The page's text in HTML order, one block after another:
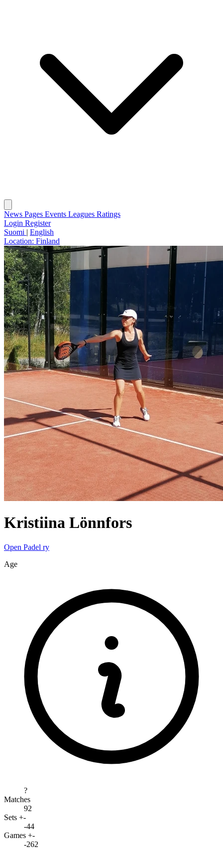
News Pages Events Leagues Ratings
Login Register
Suomi | English
Location: Finland
Kristiina Lönnfors
Open Padel ry
Age
?
Matches
92
Sets +-
-44
Games +-
-262